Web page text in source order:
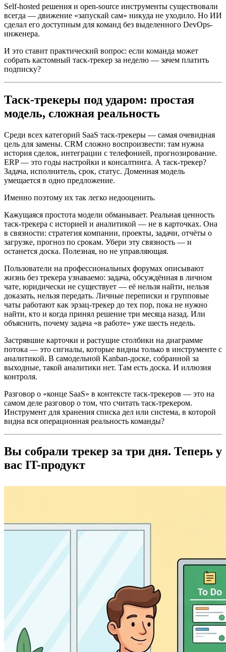
Self-hosted решения и open-source инструменты существовали
всегда — движение «запускай сам» никуда не уходило. Но ИИ
сделал его доступным для команд без выделенного DevOps-
инженера.
И это ставит практический вопрос: если команда может
собрать кастомный таск-трекер за неделю — зачем платить
подписку?
Таск-трекеры под ударом: простая
модель, сложная реальность
Среди всех категорий SaaS таск-трекеры — самая очевидная
цель для замены. CRM сложно воспроизвести: там нужна
история сделок, интеграции с телефонией, прогнозирование.
ERP — это годы настройки и консалтинга. А таск-трекер?
Задача, исполнитель, срок, статус. Доменная модель
умещается в одно предложение.
Именно поэтому их так легко недооценить.
Кажущаяся простота модели обманывает. Реальная ценность
таск-трекера с историей и аналитикой — не в карточках. Она
в связности: стратегия компании, проекты, задачи, отчёты о
загрузке, прогноз по срокам. Убери эту связность — и
останется доска. Полезная, но не управляющая.
Пользователи на профессиональных форумах описывают
жизнь без трекера узнаваемо: задача, обсуждённая в личном
чате, юридически не существует — её нельзя найти, нельзя
доказать, нельзя передать. Личные переписки и групповые
чаты работают как эрзац-трекер до тех пор, пока не нужно
найти, кто и когда принял решение три месяца назад. Или
объяснить, почему задача «в работе» уже шесть недель.
Застрявшие карточки и растущие столбики на диаграмме
потока — это сигналы, которые видны только в инструменте с
аналитикой. В самодельной Kanban-доске, собранной за
выходные, такой аналитики нет. Там есть доска. И иллюзия
контроля.
Разговор о «конце SaaS» в контексте таск-трекеров — это на
самом деле разговор о том, что считать таск-трекером.
Инструмент для хранения списка дел или система, в которой
видна вся операционная реальность команды?
Вы собрали трекер за три дня. Теперь у
вас IT-продукт